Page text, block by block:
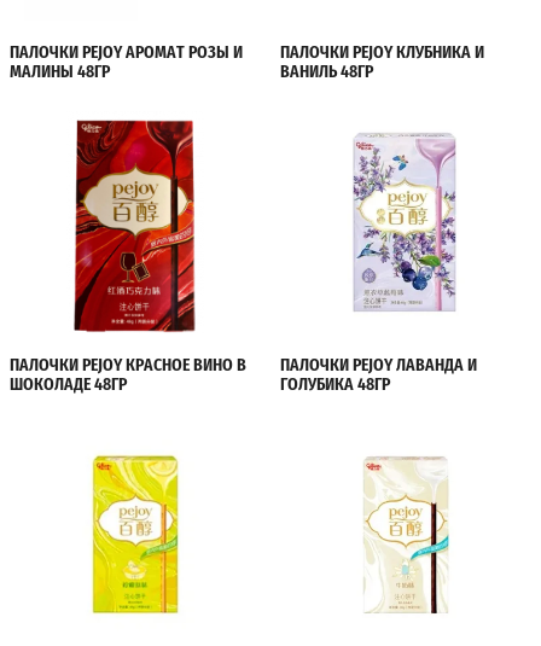
ПАЛОЧКИ PEJOY АРОМАТ РОЗЫ И
МАЛИНЫ 48ГР
ПАЛОЧКИ PEJOY КЛУБНИКА И
ВАНИЛЬ 48ГР
ПАЛОЧКИ PEJOY КРАСНОЕ ВИНО В
ШОКОЛАДЕ 48ГР
ПАЛОЧКИ PEJOY ЛАВАНДА И
ГОЛУБИКА 48ГР